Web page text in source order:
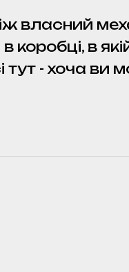
власний
в
тут - хоча ви